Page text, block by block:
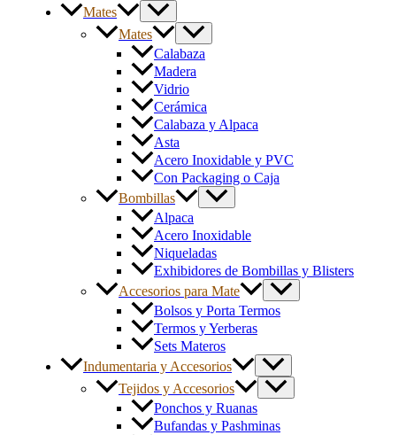
Mates
Mates
Calabaza
Madera
Vidrio
Cerámica
Calabaza y Alpaca
Asta
Acero Inoxidable y PVC
Con Packaging o Caja
Bombillas
Alpaca
Acero Inoxidable
Niqueladas
Exhibidores de Bombillas y Blisters
Accesorios para Mate
Bolsos y Porta Termos
Termos y Yerberas
Sets Materos
Indumentaria y Accesorios
Tejidos y Accesorios
Ponchos y Ruanas
Bufandas y Pashminas